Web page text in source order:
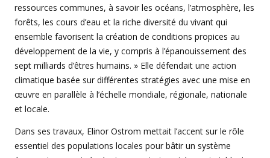
ressources communes, à savoir les océans, l’atmosphère, les
forêts, les cours d’eau et la riche diversité du vivant qui
ensemble favorisent la création de conditions propices au
développement de la vie, y compris à l’épanouissement des
sept milliards d’êtres humains. » Elle défendait une action
climatique basée sur différentes stratégies avec une mise en
œuvre en parallèle à l’échelle mondiale, régionale, nationale
et locale.
Dans ses travaux, Elinor Ostrom mettait l’accent sur le rôle
essentiel des populations locales pour bâtir un système